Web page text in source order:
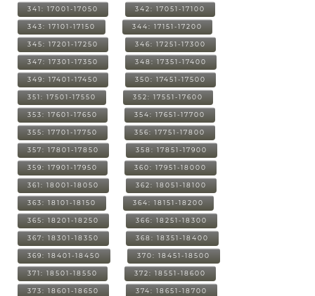
341: 17001-17050 342: 17051-17100
343: 17101-17150 344: 17151-17200
345: 17201-17250 346: 17251-17300
347: 17301-17350 348: 17351-17400
349: 17401-17450 350: 17451-17500
351: 17501-17550 352: 17551-17600
353: 17601-17650 354: 17651-17700
355: 17701-17750 356: 17751-17800
357: 17801-17850 358: 17851-17900
359: 17901-17950 360: 17951-18000
361: 18001-18050 362: 18051-18100
363: 18101-18150 364: 18151-18200
365: 18201-18250 366: 18251-18300
367: 18301-18350 368: 18351-18400
369: 18401-18450 370: 18451-18500
371: 18501-18550 372: 18551-18600
373: 18601-18650 374: 18651-18700